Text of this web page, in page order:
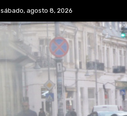
sábado, agosto 8, 2026